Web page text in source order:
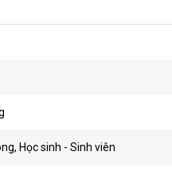
Học sinh - Sinh viên